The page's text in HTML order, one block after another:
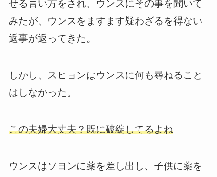
せる言い方をされ、ウンスにその事を聞いて
みたが、ウンスをますます疑わざるを得ない
返事が返ってきた。
しかし、スヒョンはウンスに何も尋ねること
はしなかった。
この夫婦大丈夫？既に破綻してるよね
ウンスはソヨンに薬を差し出し、子供に薬を